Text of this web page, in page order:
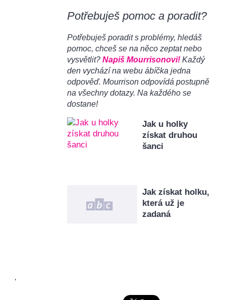
Potřebuješ pomoc a poradit?
Potřebuješ poradit s problémy, hledáš
pomoc, chceš se na něco zeptat nebo
vysvětlit? Napiš Mourrisonovi! Každý
den vychází na webu ábíčka jedna
odpověď. Mourrison odpovídá postupně
na všechny dotazy. Na každého se
dostane!
Jak u holky
získat druhou
šanci
Jak získat holku,
která už je
zadaná
'